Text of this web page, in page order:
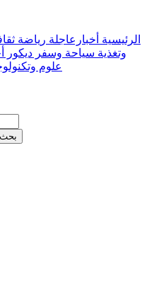
الرئيسية أخبارعاجلة رياضة
وتغذية سياحة وسفر ديكور
علوم